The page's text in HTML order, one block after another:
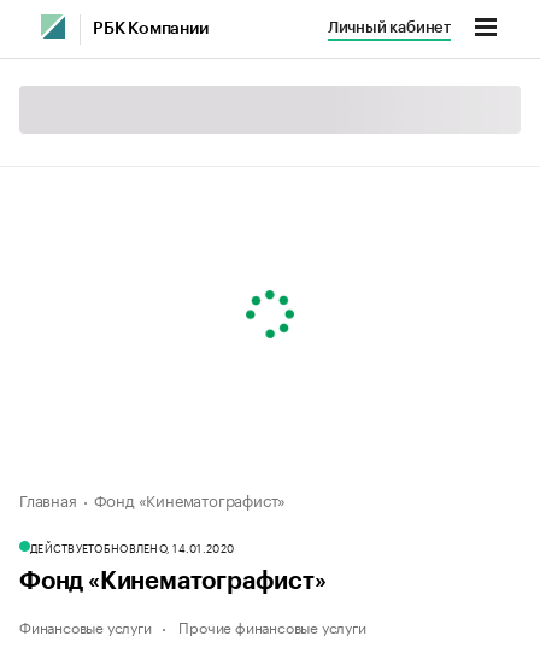
РБК Компании Личный кабинет
Главная Фонд «Кинематографист»
ДЕЙСТВУЕТОБНОВЛЕНО, 14.01.2020
Фонд «Кинематографист»
Финансовые услуги Прочие финансовые услуги